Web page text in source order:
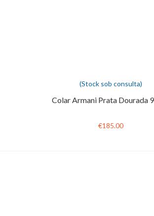
(Stock sob consulta)
Colar Armani Prata Dourada
€185.00